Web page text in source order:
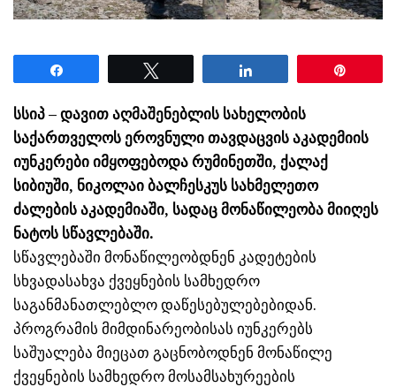
სსიპ – დავით აღმაშენებლის სახელობის
საქართველოს ეროვნული თავდაცვის აკადემიის
იუნკერები იმყოფებოდა რუმინეთში, ქალაქ
სიბიუში, ნიკოლაი ბალჩესკუს სახმელეთო
ძალების აკადემიაში, სადაც მონაწილეობა მიიღეს
ნატოს სწავლებაში.
სწავლებაში მონაწილეობდნენ კადეტების
სხვადასახვა ქვეყნების სამხედრო
საგანმანათლებლო დაწესებულებებიდან.
პროგრამის მიმდინარეობისას იუნკერებს
საშუალება მიეცათ გაცნობოდნენ მონაწილე
ქვეყნების სამხედრო მოსამსახურეების